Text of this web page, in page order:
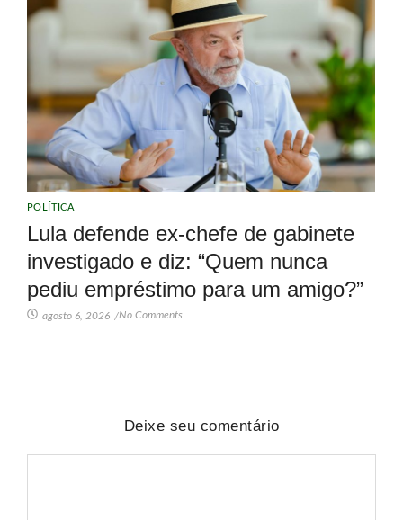
POLÍTICA
Lula defende ex-chefe de gabinete
investigado e diz: “Quem nunca
pediu empréstimo para um amigo?”
agosto 6, 2026 /No Comments
Deixe seu comentário